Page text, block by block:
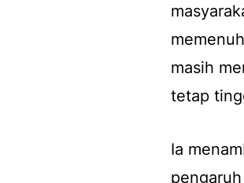
masih
tetap
Ia